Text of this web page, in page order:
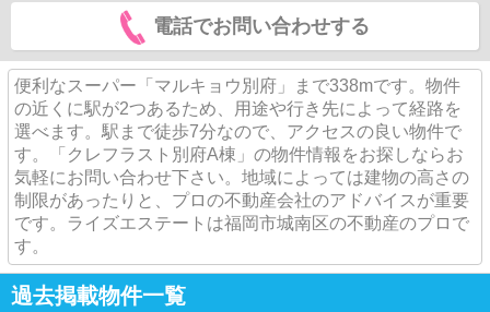
電話でお問い合わせする
便利なスーパー「マルキョウ別府」まで338mです。物件
の近くに駅が2つあるため、用途や行き先によって経路を
選べます。駅まで徒歩7分なので、アクセスの良い物件で
す。「クレフラスト別府A棟」の物件情報をお探しならお
気軽にお問い合わせ下さい。地域によっては建物の高さの
制限があったりと、プロの不動産会社のアドバイスが重要
です。ライズエステートは福岡市城南区の不動産のプロで
す。
過去掲載物件一覧